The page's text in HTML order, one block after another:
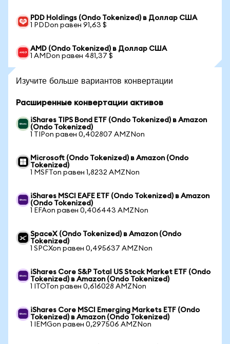
PDD Holdings (Ondo Tokenized) в Доллар США
1 PDDon равен 91,63 $
AMD (Ondo Tokenized) в Доллар США
1 AMDon равен 481,37 $
Изучите больше вариантов конвертации
Расширенные конвертации активов
iShares TIPS Bond ETF (Ondo Tokenized) в Amazon
(Ondo Tokenized)
1 TIPon равен 0,402807 AMZNon
Microsoft (Ondo Tokenized) в Amazon (Ondo
Tokenized)
1 MSFTon равен 1,8232 AMZNon
iShares MSCI EAFE ETF (Ondo Tokenized) в Amazon
(Ondo Tokenized)
1 EFAon равен 0,406443 AMZNon
SpaceX (Ondo Tokenized) в Amazon (Ondo
Tokenized)
1 SPCXon равен 0,495637 AMZNon
iShares Core S&P Total US Stock Market ETF (Ondo
Tokenized) в Amazon (Ondo Tokenized)
1 ITOTon равен 0,616028 AMZNon
iShares Core MSCI Emerging Markets ETF (Ondo
Tokenized) в Amazon (Ondo Tokenized)
1 IEMGon равен 0,297506 AMZNon